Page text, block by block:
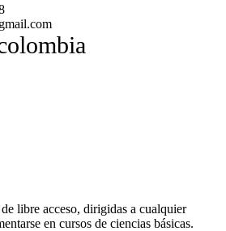
libre acceso, dirigidas a cualquier
en cursos de ciencias básicas.